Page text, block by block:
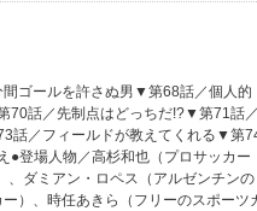
ゴールを許さぬ男▼第68話／個人的
話／先制点はどっちだ!?▼第71話／
話／フィールドが教えてくれる▼第
登場人物／高杉和也（プロサッカー
、ダミアン・ロペス（アルゼンチンの
）、時任あきら（フリーのスポーツ